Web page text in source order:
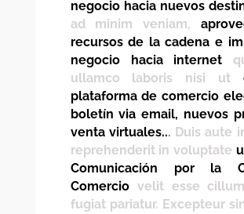
negocio hacia nuevos
ad minim veniam,
recursos de la cadena e
negocio hacia internet
ullamco laboris nisi ut
plataforma de comercio
boletín via email, nuevos
venta virtuales... Duis aute
reprehenderit in voluptate
Comunicación por la
Comercio velit esse
fugiat pariatur. Excepteur